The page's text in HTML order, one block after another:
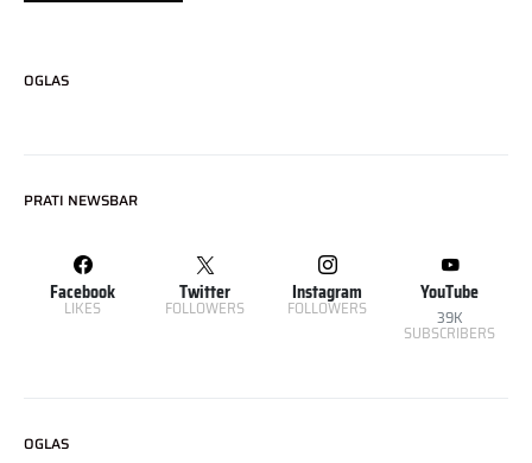
OGLAS
PRATI NEWSBAR
Facebook
LIKES
Twitter
FOLLOWERS
Instagram
FOLLOWERS
YouTube
39K
SUBSCRIBERS
OGLAS